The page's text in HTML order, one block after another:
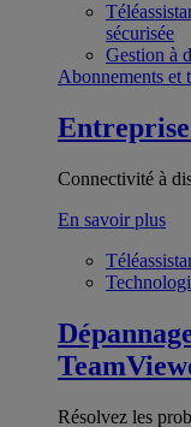
sécurisée
Gestion à
Abonnements et
Entreprise
Connectivité à
En savoir plus
Résolvez les